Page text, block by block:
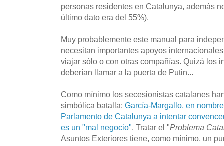
personas residentes en Catalunya, además
último dato era del 55%).
Muy probablemente este manual para
necesitan importantes apoyos
viajar sólo o con otras compañías. Quizá los
deberían llamar a la puerta de Putin...
Como mínimo los secesionistas catalanes
simbólica batalla: García-Margallo, en
Parlamento de Catalunya a intentar
es un "mal negocio". Tratar el "Problema
Asuntos Exteriores tiene, como mínimo, un